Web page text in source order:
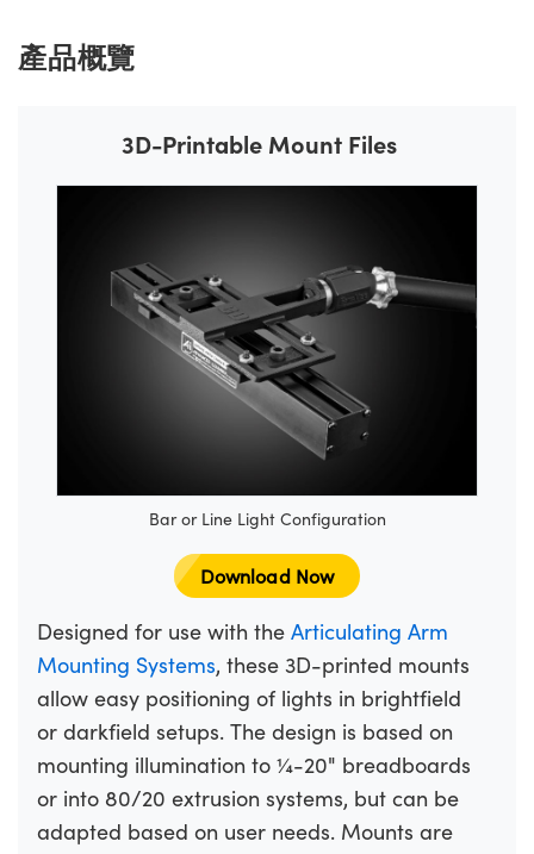
產品概覽
3D-Printable Mount Files
Bar or Line Light Configuration
Download Now
Designed for use with the Articulating Arm
Mounting Systems, these 3D-printed mounts
allow easy positioning of lights in brightfield
or darkfield setups. The design is based on
mounting illumination to ¼-20" breadboards
or into 80/20 extrusion systems, but can be
adapted based on user needs. Mounts are